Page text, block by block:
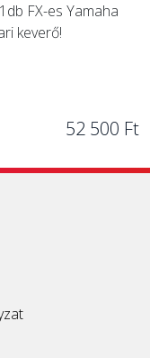
FX-es Yamaha
keverő!
52 500 Ft